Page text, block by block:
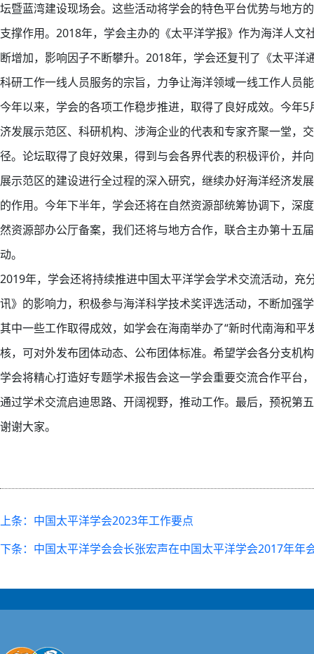
坛暨蓝湾建设现场会。这些活动将学会的特色平台优势与地方
支撑作用。2018年，学会主办的《太平洋学报》作为海洋人
断增加，影响因子不断攀升。2018年，学会还复刊了《太平
科研工作一线人员服务的宗旨，力争让海洋领域一线工作人员
今年以来，学会的各项工作稳步推进，取得了良好成效。今年
济发展示范区、科研机构、涉海企业的代表和专家齐聚一堂，
径。论坛取得了良好效果，得到与会各界代表的积极评价，并
展示范区的建设进行全过程的深入研究，继续办好海洋经济发
的作用。今年下半年，学会还将在自然资源部统筹协调下，深
然资源部办公厅备案，我们还将与地方合作，联合主办第十五
动。
2019年，学会还将持续推进中国太平洋学会学术交流活动，
讯》的影响力，积极参与海洋科学技术奖评选活动，不断加强
其中一些工作取得成效，如学会在海南举办了“新时代南海和
核，可对外发布团体动态、公布团体标准。希望学会各分支机
学会将精心打造好专题学术报告会这一学会重要交流合作平台
通过学术交流启迪思路、开阔视野，推动工作。最后，预祝第
谢谢大家。
上条：中国太平洋学会2023年工作要点
下条：中国太平洋学会会长张宏声在中国太平洋学会2017年年